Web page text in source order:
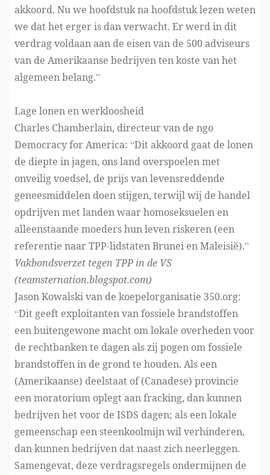
akkoord. Nu we hoofdstuk na hoofdstuk lezen weten
we dat het erger is dan verwacht. Er werd in dit
verdrag voldaan aan de eisen van de 500 adviseurs
van de Amerikaanse bedrijven ten koste van het
algemeen belang.”
Lage lonen en werkloosheid
Charles Chamberlain, directeur van de ngo
Democracy for America: “Dit akkoord gaat de lonen
de diepte in jagen, ons land overspoelen met
onveilig voedsel, de prijs van levensreddende
geneesmiddelen doen stijgen, terwijl wij de handel
opdrijven met landen waar homoseksuelen en
alleenstaande moeders hun leven riskeren (een
referentie naar TPP-lidstaten Brunei en Maleisië).”
Vakbondsverzet tegen TPP in de VS
(teamsternation.blogspot.com)
Jason Kowalski van de koepelorganisatie 350.org:
“Dit geeft exploitanten van fossiele brandstoffen
een buitengewone macht om lokale overheden voor
de rechtbanken te dagen als zij pogen om fossiele
brandstoffen in de grond te houden. Als een
(Amerikaanse) deelstaat of (Canadese) provincie
een moratorium oplegt aan fracking, dan kunnen
bedrijven het voor de ISDS dagen; als een lokale
gemeenschap een steenkoolmijn wil verhinderen,
dan kunnen bedrijven dat naast zich neerleggen.
Samengevat, deze verdragsregels ondermijnen de